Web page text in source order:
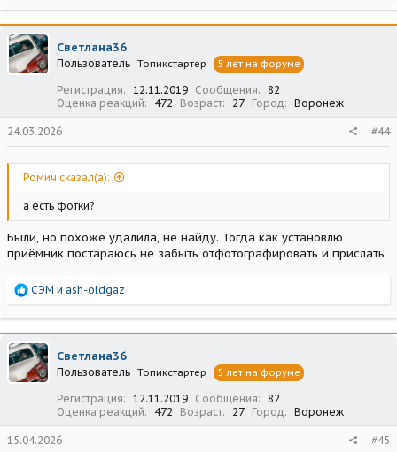
Светлана36
Пользователь Топикстартер 5 лет на форуме
Регистрация 12.11.2019 Сообщения
82
Оценка реакций
472 Возраст 27 Город Воронеж
24.03.2026 #44
Ромич сказал(а):
а есть фотки?
Были, но похоже удалила, не найду. Тогда как установлю
приёмник постараюсь не забыть отфотографировать и прислать
Р
а
к
ц
и
и
СЭМ и ash-oldgaz
Светлана36
Пользователь Топикстартер 5 лет на форуме
Регистрация 12.11.2019 Сообщения
82
Оценка реакций
472 Возраст 27 Город Воронеж
15.04.2026 #45